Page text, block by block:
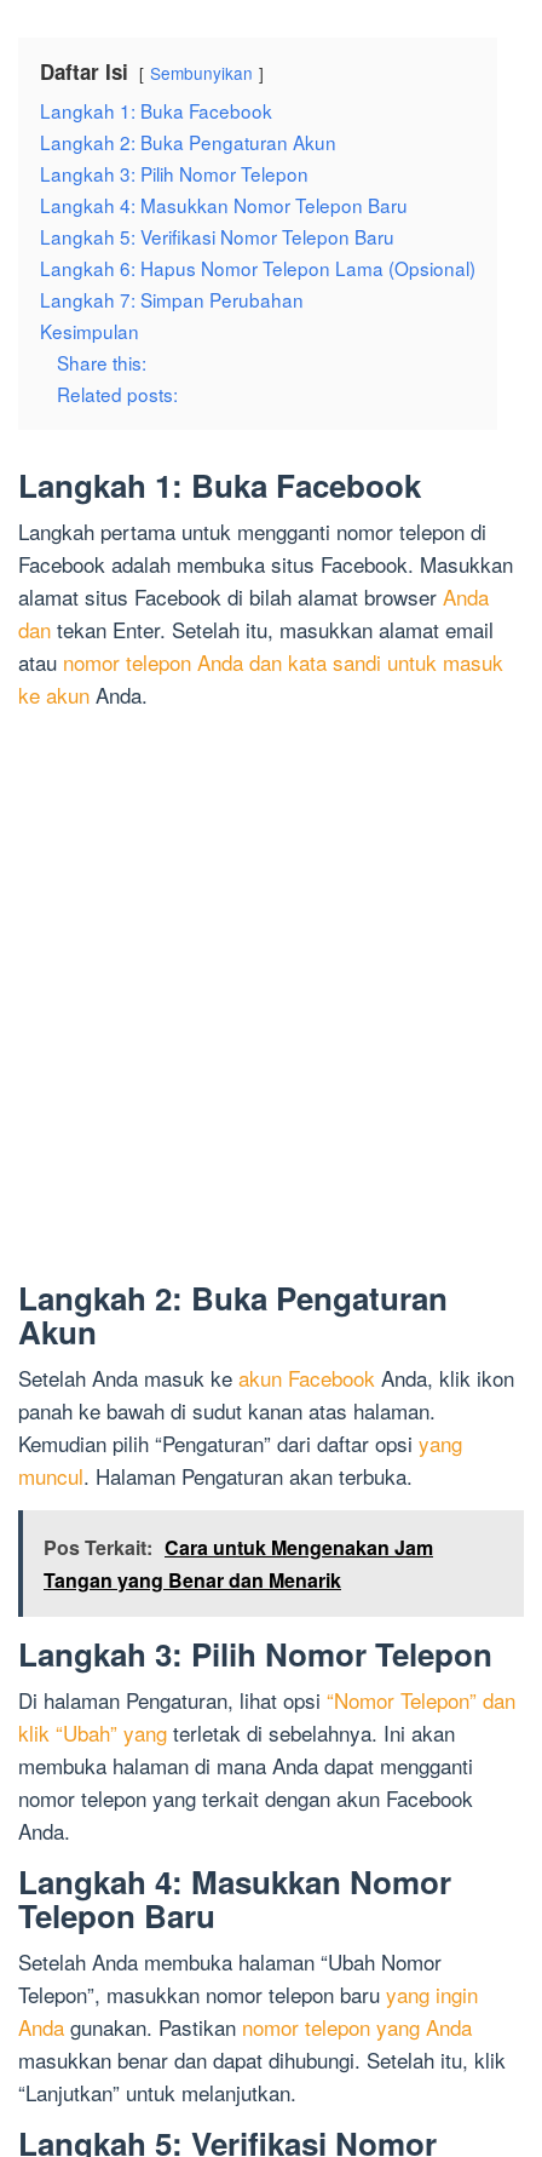
Daftar Isi Sembunyikan
Langkah 1: Buka Facebook
Langkah 2: Buka Pengaturan Akun
Langkah 3: Pilih Nomor Telepon
Langkah 4: Masukkan Nomor Telepon Baru
Langkah 5: Verifikasi Nomor Telepon Baru
Langkah 6: Hapus Nomor Telepon Lama (Opsional)
Langkah 7: Simpan Perubahan
Kesimpulan
Share this:
Related posts:
Langkah 1: Buka Facebook
Langkah pertama untuk mengganti nomor telepon di
Facebook adalah membuka situs Facebook. Masukkan
alamat situs Facebook di bilah alamat browser Anda
dan tekan Enter. Setelah itu, masukkan alamat email
atau nomor telepon Anda dan kata sandi untuk masuk
ke akun Anda.
Langkah 2: Buka Pengaturan
Akun
Setelah Anda masuk ke akun Facebook Anda, klik ikon
panah ke bawah di sudut kanan atas halaman.
Kemudian pilih “Pengaturan” dari daftar opsi yang
muncul. Halaman Pengaturan akan terbuka.
Pos Terkait: Cara untuk Mengenakan Jam
Tangan yang Benar dan Menarik
Langkah 3: Pilih Nomor Telepon
Di halaman Pengaturan, lihat opsi “Nomor Telepon” dan
klik “Ubah” yang terletak di sebelahnya. Ini akan
membuka halaman di mana Anda dapat mengganti
nomor telepon yang terkait dengan akun Facebook
Anda.
Langkah 4: Masukkan Nomor
Telepon Baru
Setelah Anda membuka halaman “Ubah Nomor
Telepon”, masukkan nomor telepon baru yang ingin
Anda gunakan. Pastikan nomor telepon yang Anda
masukkan benar dan dapat dihubungi. Setelah itu, klik
“Lanjutkan” untuk melanjutkan.
Langkah 5: Verifikasi Nomor